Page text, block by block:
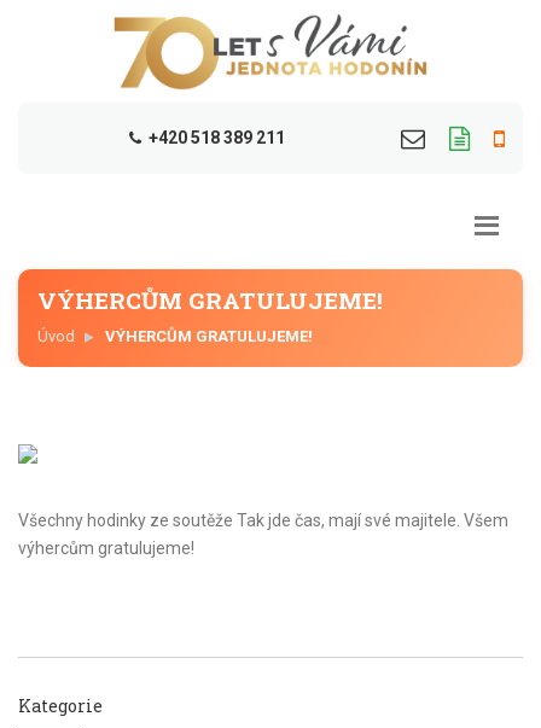
+420 518 389 211
VÝHERCŮM GRATULUJEME!
Úvod VÝHERCŮM GRATULUJEME!
Všechny hodinky ze soutěže Tak jde čas, mají své majitele. Všem
výhercům gratulujeme!
Kategorie